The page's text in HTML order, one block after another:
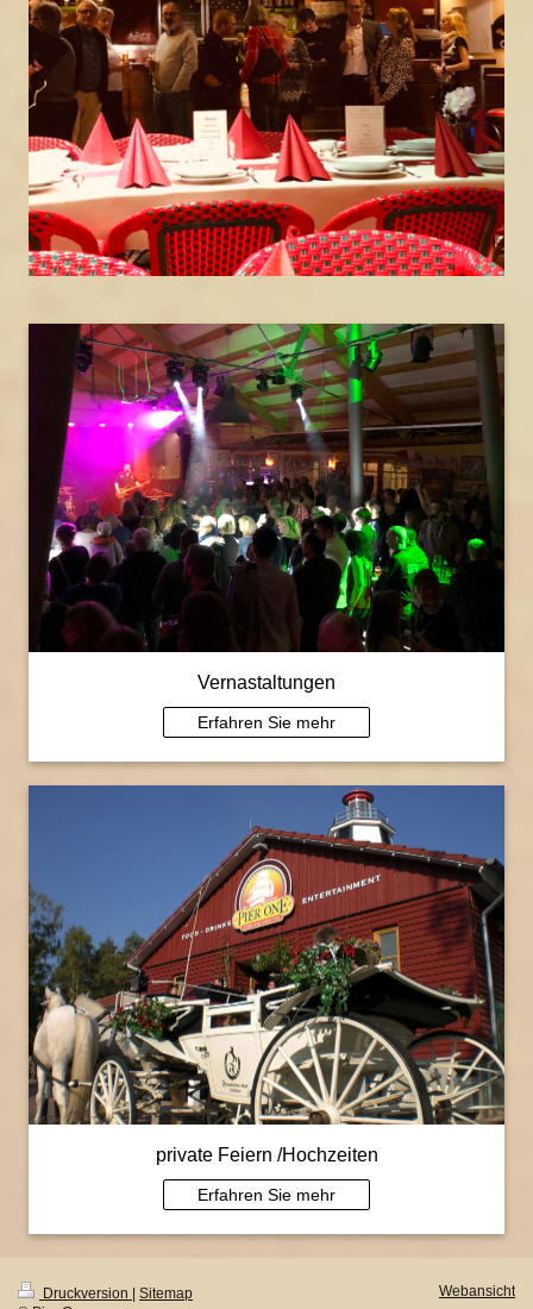
Vernastaltungen
Erfahren Sie mehr
private Feiern /Hochzeiten
Erfahren Sie mehr
Druckversion | Sitemap
Webansicht